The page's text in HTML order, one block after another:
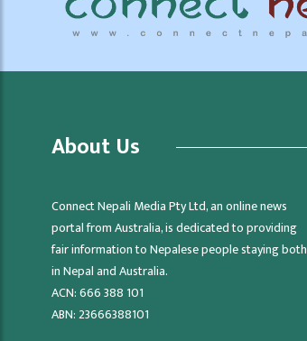
About Us
Connect Nepali Media Pty Ltd, an online news
portal from Australia, is dedicated to providing
fair information to Nepalese people staying both
in Nepal and Australia.
ACN: 666 388 101
ABN: 23666388101